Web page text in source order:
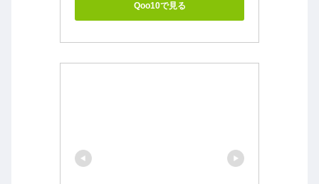
Qoo10で見る